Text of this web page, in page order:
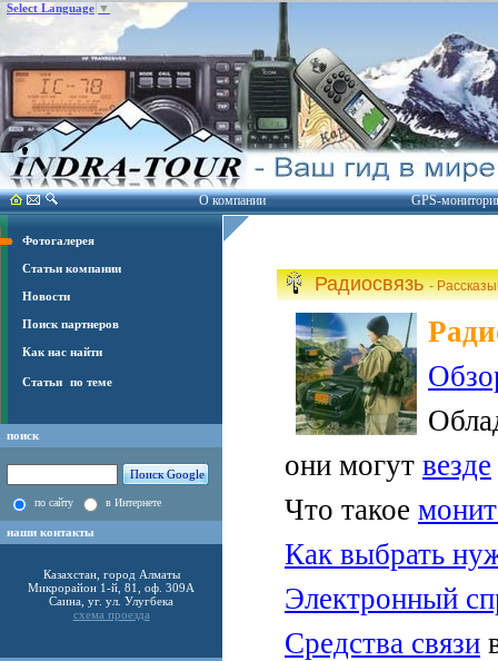
Радиосвязь-
они могут везде
Что такое
Как выбрать
Электронный
Средства связи
О компании GPS-
Select Language ▼
Фотогалерея
Статьи компании
Новости
Поиск партнеров
Как нас найти
Статьи по теме
поиск
по сайту в Интернете
наши контакты
Казахстан, город Алматы
Микрорайон 1-й, 81, оф. 309А
Саина, уг. ул. Улугбека
схема проезда